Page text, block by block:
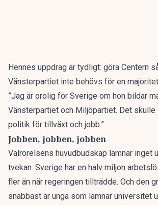
Hennes uppdrag är tydligt: göra Centern
Vänsterpartiet inte behövs för en
”Jag är orolig för Sverige om hon bildar
Vänsterpartiet och Miljöpartiet. Det skulle
politik för tillväxt och jobb.”
Jobben, jobben, jobben
Valrörelsens huvudbudskap lämnar inget
tvekan. Sverige har en halv miljon
fler än när regeringen tillträdde. Och den
snabbast är unga som lämnar universitet